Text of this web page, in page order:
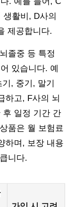
활비, D사의
제공합니다.
졸중 등 특정
있습니다. 예
, 중기, 말기
하고, F사의 뇌
후 일정 기간 간
품은 월 보험료
하며, 보장 내용
니다.